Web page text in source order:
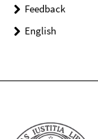
Feedback
English